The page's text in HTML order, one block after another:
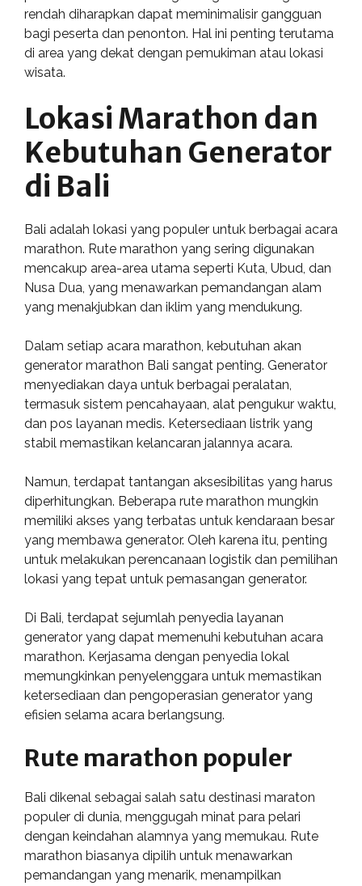
rendah diharapkan dapat meminimalisir gangguan
bagi peserta dan penonton. Hal ini penting terutama
di area yang dekat dengan pemukiman atau lokasi
wisata.
Lokasi Marathon dan
Kebutuhan Generator
di Bali
Bali adalah lokasi yang populer untuk berbagai acara
marathon. Rute marathon yang sering digunakan
mencakup area-area utama seperti Kuta, Ubud, dan
Nusa Dua, yang menawarkan pemandangan alam
yang menakjubkan dan iklim yang mendukung.
Dalam setiap acara marathon, kebutuhan akan
generator marathon Bali sangat penting. Generator
menyediakan daya untuk berbagai peralatan,
termasuk sistem pencahayaan, alat pengukur waktu,
dan pos layanan medis. Ketersediaan listrik yang
stabil memastikan kelancaran jalannya acara.
Namun, terdapat tantangan aksesibilitas yang harus
diperhitungkan. Beberapa rute marathon mungkin
memiliki akses yang terbatas untuk kendaraan besar
yang membawa generator. Oleh karena itu, penting
untuk melakukan perencanaan logistik dan pemilihan
lokasi yang tepat untuk pemasangan generator.
Di Bali, terdapat sejumlah penyedia layanan
generator yang dapat memenuhi kebutuhan acara
marathon. Kerjasama dengan penyedia lokal
memungkinkan penyelenggara untuk memastikan
ketersediaan dan pengoperasian generator yang
efisien selama acara berlangsung.
Rute marathon populer
Bali dikenal sebagai salah satu destinasi maraton
populer di dunia, menggugah minat para pelari
dengan keindahan alamnya yang memukau. Rute
marathon biasanya dipilih untuk menawarkan
pemandangan yang menarik, menampilkan